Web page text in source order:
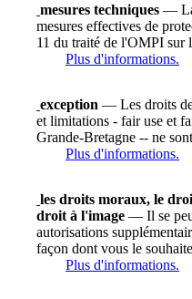
mesures techniques — La
mesures effectives de
11 du traité de l'OMPI sur
Plus d'informations.
exception — Les droits
et limitations - fair use et
Grande-Bretagne -- ne
Plus d'informations.
les droits moraux, le
droit à l'image — Il se
autorisations
façon dont vous le
Plus d'informations.